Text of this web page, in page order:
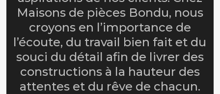
Maisons de pièces Bondu, nous
croyons en l’importance de
l’écoute, du travail bien fait et du
souci du détail afin de livrer des
constructions à la hauteur des
attentes et du rêve de chacun.